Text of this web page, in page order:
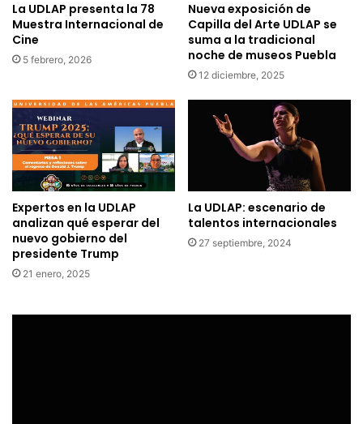
La UDLAP presenta la 78
Muestra Internacional de
Cine
5 febrero, 2026
Nueva exposición de
Capilla del Arte UDLAP se
suma a la tradicional
noche de museos Puebla
12 diciembre, 2025
Expertos en la UDLAP
analizan qué esperar del
nuevo gobierno del
presidente Trump
21 enero, 2025
La UDLAP: escenario de
talentos internacionales
27 septiembre, 2024